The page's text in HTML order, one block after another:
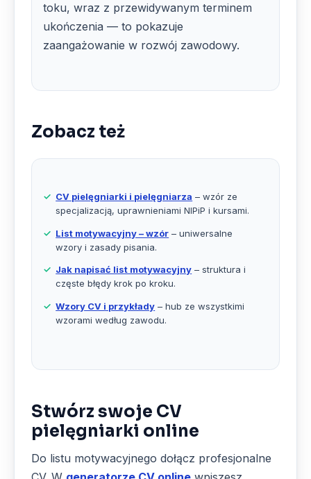
toku, wraz z przewidywanym terminem
ukończenia — to pokazuje
zaangażowanie w rozwój zawodowy.
Zobacz też
CV pielęgniarki i pielęgniarza – wzór ze
specjalizacją, uprawnieniami NIPiP i kursami.
List motywacyjny – wzór – uniwersalne
wzory i zasady pisania.
Jak napisać list motywacyjny – struktura i
częste błędy krok po kroku.
Wzory CV i przykłady – hub ze wszystkimi
wzorami według zawodu.
Stwórz swoje CV
pielęgniarki online
Do listu motywacyjnego dołącz profesjonalne